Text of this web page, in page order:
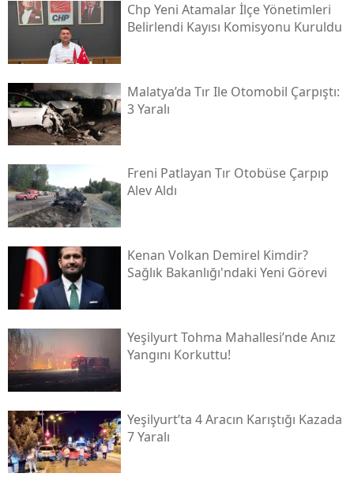
Chp Yeni Atamalar İlçe Yönetimleri
Belirlendi Kayısı Komisyonu Kuruldu
Malatya’da Tır Ile Otomobil Çarpıştı:
3 Yaralı
Freni Patlayan Tır Otobüse Çarpıp
Alev Aldı
Kenan Volkan Demirel Kimdir?
Sağlık Bakanlığı'ndaki Yeni Görevi
Yeşilyurt Tohma Mahallesi’nde Anız
Yangını Korkuttu!
Yeşilyurt’ta 4 Aracın Karıştığı Kazada
7 Yaralı